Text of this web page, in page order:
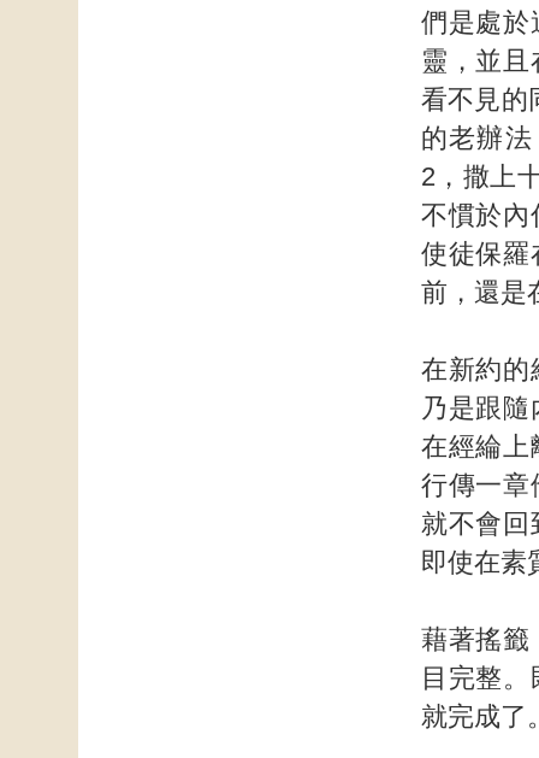
們是處於
靈，並
看不見的
的老辦
2，撒上
不慣於內
使徒保羅
前，還是
在新約的
乃是跟
在經綸上
行傳一章
就不會回
即使在素
藉著搖籤
目完整
就完成了